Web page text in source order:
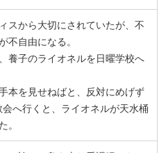
スから大切にされていたが、不
不自由になる。
養子のライオネルを日曜学校へ
本を見せねばと、反対にめげず
会へ行くと、ライオネルが天水桶
。